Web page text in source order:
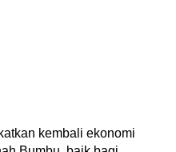
kembali ekonomi